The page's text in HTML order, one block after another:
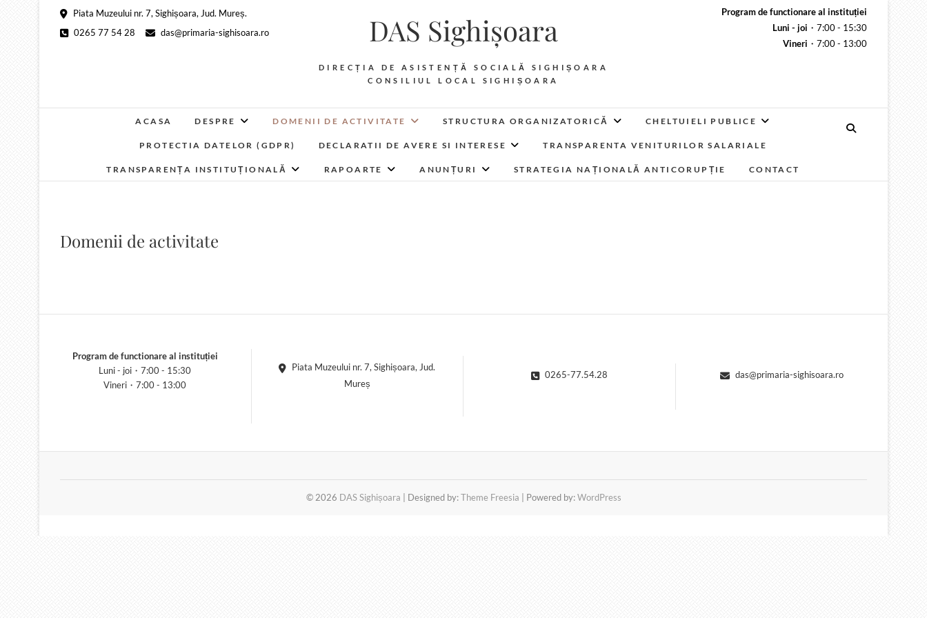
Piata Muzeului nr. 7, Sighișoara, Jud. Mureș.
0265 77 54 28
das@primaria-sighisoara.ro
Program de functionare al instituției
Luni - joi ・7:00 - 15:30
Vineri ・7:00 - 13:00
DAS Sighișoara
DIRECȚIA DE ASISTENȚĂ SOCIALĂ SIGHIȘOARA
CONSILIUL LOCAL SIGHIȘOARA
ACASA DESPRE DOMENII DE ACTIVITATE STRUCTURA ORGANIZATORICĂ CHELTUIELI PUBLICE
PROTECTIA DATELOR (GDPR) DECLARATII DE AVERE SI INTERESE TRANSPARENTA VENITURILOR SALARIALE
TRANSPARENȚA INSTITUȚIONALĂ RAPOARTE ANUNȚURI STRATEGIA NAȚIONALĂ ANTICORUPȚIE CONTACT
Domenii de activitate
Program de functionare al instituției
Luni - joi・7:00 - 15:30
Vineri・7:00 - 13:00
Piata Muzeului nr. 7, Sighișoara, Jud.
Mureș
0265-77.54.28 das@primaria-sighisoara.ro
© 2026 DAS Sighișoara | Designed by:Theme Freesia | Powered by:WordPress